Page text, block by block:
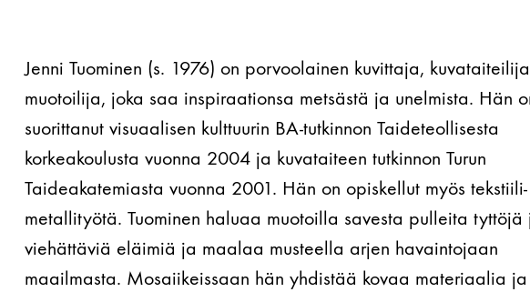
Jenni Tuominen (s. 1976) on porvoolainen kuvittaja,
muotoilija, joka saa inspiraationsa metsästä ja unelmista. Hän
suorittanut visuaalisen kulttuurin BA-tutkinnon Taideteollisesta
korkeakoulusta vuonna 2004 ja kuvataiteen tutkinnon Turun
Taideakatemiasta vuonna 2001. Hän on opiskellut myös
metallityötä. Tuominen haluaa muotoilla savesta pulleita tyttöjä
viehättäviä eläimiä ja maalaa musteella arjen havaintojaan
maailmasta. Mosaiikeissaan hän yhdistää kovaa materiaalia ja